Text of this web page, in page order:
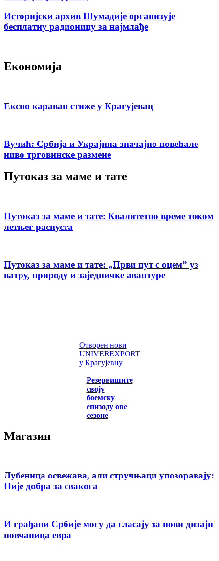
Историјски архив Шумадије организује
бесплатну радионицу за најмлађе
Економија
Експо караван стиже у Крагујевац
Вучић: Србија и Украјина значајно повећале
ниво трговинске размене
Путоказ за маме и тате
Путоказ за маме и тате: Квалитетно време током
летњег распуста
Путоказ за маме и тате: „Први пут с оцемˮ уз
ватру, природу и заједничке авантуре
Отворен нови
UNIVEREXPORT
у Крагујевцу
Резервишите
своју
боемску
епизоду ове
сезоне
Магазин
Лубеница освежава, али стручњаци упозоравају:
Није добра за свакога
И грађани Србије могу да гласају за нови дизајн
новчаница евра